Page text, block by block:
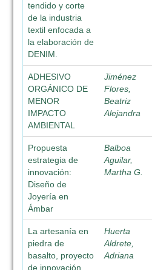
tendido y corte
de la industria
textil enfocada a
la elaboración de
DENIM.
ADHESIVO
ORGÁNICO DE
MENOR
IMPACTO
AMBIENTAL
Jiménez
Flores,
Beatriz
Alejandra
Propuesta
estrategia de
innovación:
Diseño de
Joyería en
Ámbar
Balboa
Aguilar,
Martha G.
La artesanía en
piedra de
basalto, proyecto
de innovación
Huerta
Aldrete,
Adriana